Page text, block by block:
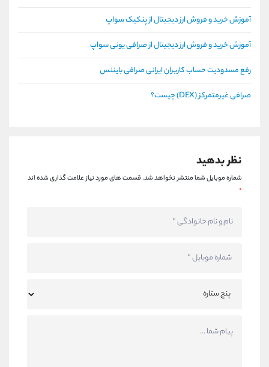
آموزش خرید و فروش ارز دیجیتال از پنکیک سواپ
آموزش خرید و فروش ارز دیجیتال از صرافی یونی سواپ
رفع مسدودیت حساب کاربران ایرانی صرافی بایننس
صرافی غیرمتمرکز (DEX) چیست؟
نظر بدهید
شماره موبایل شما منتشر نخواهد شد.قسمت های مورد نیاز علامت گذاری شده اند
*